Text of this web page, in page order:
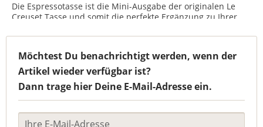
Die Espressotasse ist die Mini-Ausgabe der originalen Le
Creuset Tasse und somit die perfekte Ergänzung zu Ihrer
dieser zierliche Becher die ideale Größe, um unter allen...
Möchtest Du benachrichtigt werden, wenn der
Artikel wieder verfügbar ist?
Dann trage hier Deine E-Mail-Adresse ein.